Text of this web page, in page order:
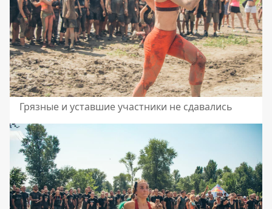
Грязные и уставшие участники не сдавались